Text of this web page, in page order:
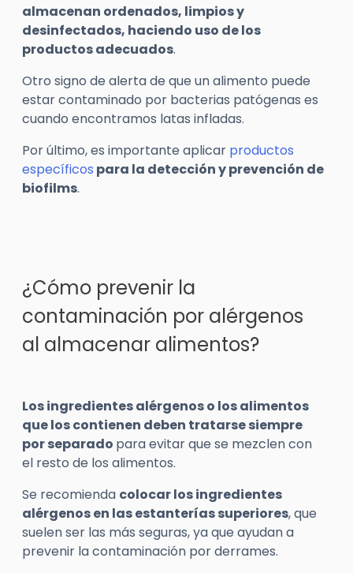
almacenan ordenados, limpios y
desinfectados, haciendo uso de los
productos adecuados.
Otro signo de alerta de que un alimento puede
estar contaminado por bacterias patógenas es
cuando encontramos latas infladas.
Por último, es importante aplicar productos
específicos para la detección y prevención de
biofilms.
¿Cómo prevenir la
contaminación por alérgenos
al almacenar alimentos?
Los ingredientes alérgenos o los alimentos
que los contienen deben tratarse siempre
por separado para evitar que se mezclen con
el resto de los alimentos.
Se recomienda colocar los ingredientes
alérgenos en las estanterías superiores, que
suelen ser las más seguras, ya que ayudan a
prevenir la contaminación por derrames.